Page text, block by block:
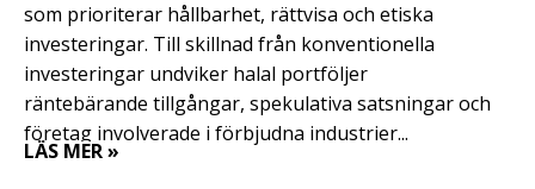
som prioriterar hållbarhet, rättvisa och etiska
investeringar. Till skillnad från konventionella
investeringar undviker halal portföljer
räntebärande tillgångar, spekulativa satsningar och
företag involverade i förbjudna industrier...
LÄS MER »